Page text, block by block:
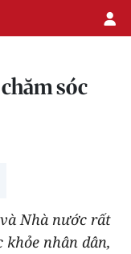
sóc
Nhà nước rất
khỏe nhân dân,